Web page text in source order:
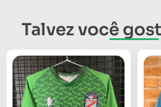
Talvez você